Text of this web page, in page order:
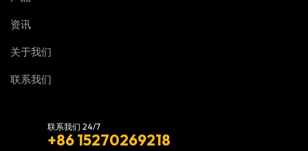
资讯
关于我们
联系我们
联系我们 24/7
+86 15270269218